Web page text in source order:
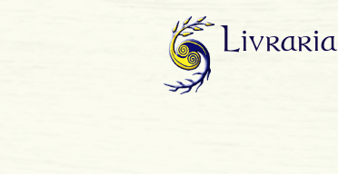
Livraria